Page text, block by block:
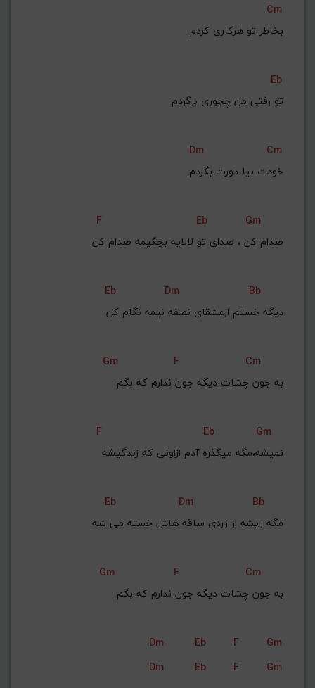
Cm
بخاطر تو هرکاری کردم
Eb
تو رفتی من چجوری برگردم
Dm
Cm
خودت بیا دورت بگردم
F Eb
Gm
صدام کن ، صدای تو لالایه بچگیمه صدام کن
Eb Dm
Bb
دیگه خستم ازعشقای نصفه نیمه نگام کن
Gm F
Cm
به جون چشات دیگه جون ندارم که بگم
F Eb
Gm
نمیشه،مگه میگذره آدم ازاونی که زندگیشه
Eb Dm
Bb
مگه ریشه از زردی ساقه هاش خسته می شه
Gm F
Cm
به جون چشات دیگه جون ندارم که بگم
Dm Eb F
Gm
Dm
Eb F Gm